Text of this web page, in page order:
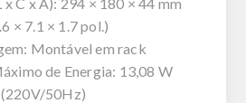
× 7.1 × 1.7 pol.)
Montável em rack
de Energia: 13,08 W
(220V/50Hz)